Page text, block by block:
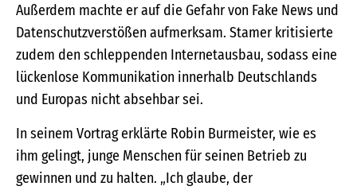
Außerdem machte er auf die Gefahr von Fake News und
Datenschutzverstößen aufmerksam. Stamer kritisierte
zudem den schleppenden Internetausbau, sodass eine
lückenlose Kommunikation innerhalb Deutschlands
und Europas nicht absehbar sei.
In seinem Vortrag erklärte Robin Burmeister, wie es
ihm gelingt, junge Menschen für seinen Betrieb zu
gewinnen und zu halten. „Ich glaube, der